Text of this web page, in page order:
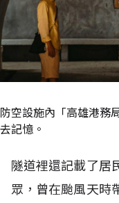
防空設施內「高雄港務
去記憶。
隧道裡還記載了居
眾，曾在颱風天時